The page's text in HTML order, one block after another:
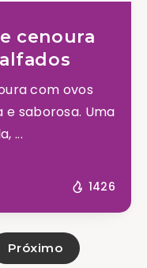
cenoura
com ovos
saborosa. Uma
...
1426
Próximo